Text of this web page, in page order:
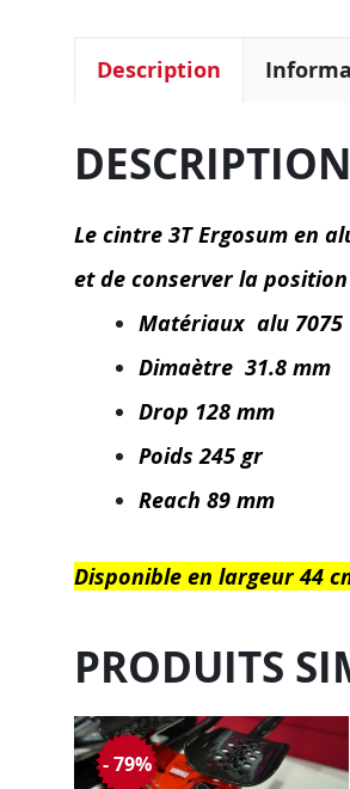
Description
DESCRIPTION
Le cintre 3T Ergosum en
et de conserver la
Matériaux alu 7075
Dimaètre 31.8 mm
Drop 128 mm
Poids 245 gr
Reach 89 mm
Disponible en largeur 44
PRODUITS
- 79%